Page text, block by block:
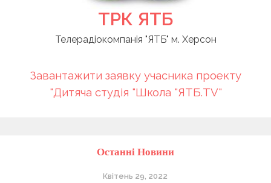
ТРК ЯТБ
Телерадіокомпанія "ЯТБ" м. Херсон
Завантажити заявку учасника проекту
"Дитяча студія "Школа "ЯТБ.TV"
Останні Новини
Квітень 29, 2022